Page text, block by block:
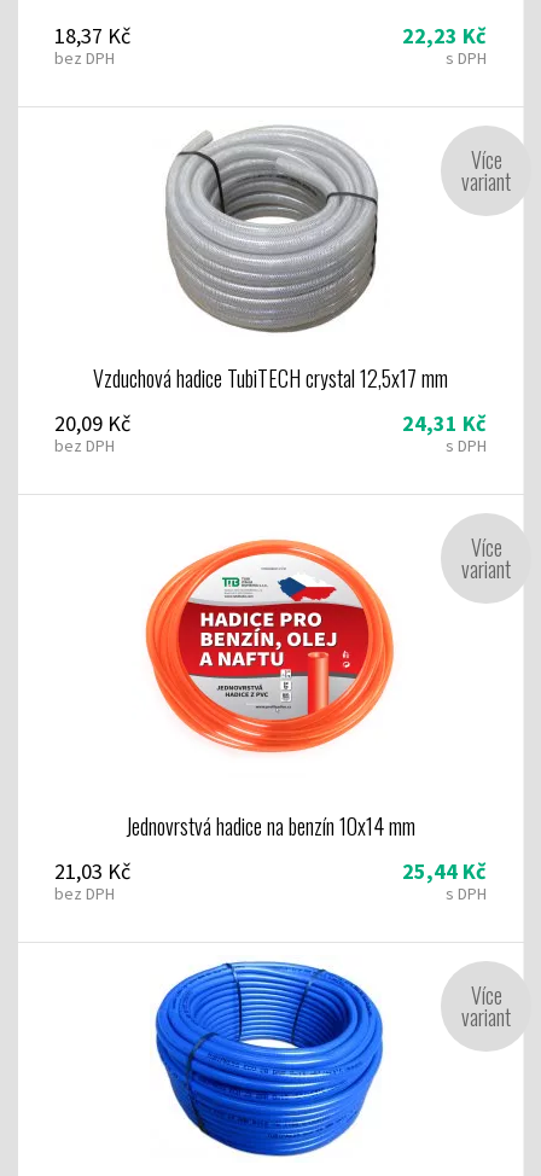
18,37 Kč
bez DPH
22,23 Kč
s DPH
Vzduchová hadice TubiTECH crystal 12,5x17 mm
20,09 Kč
bez DPH
24,31 Kč
s DPH
Více
variant
Jednovrstvá hadice na benzín 10x14 mm
21,03 Kč
bez DPH
25,44 Kč
s DPH
Více
variant
Více
variant